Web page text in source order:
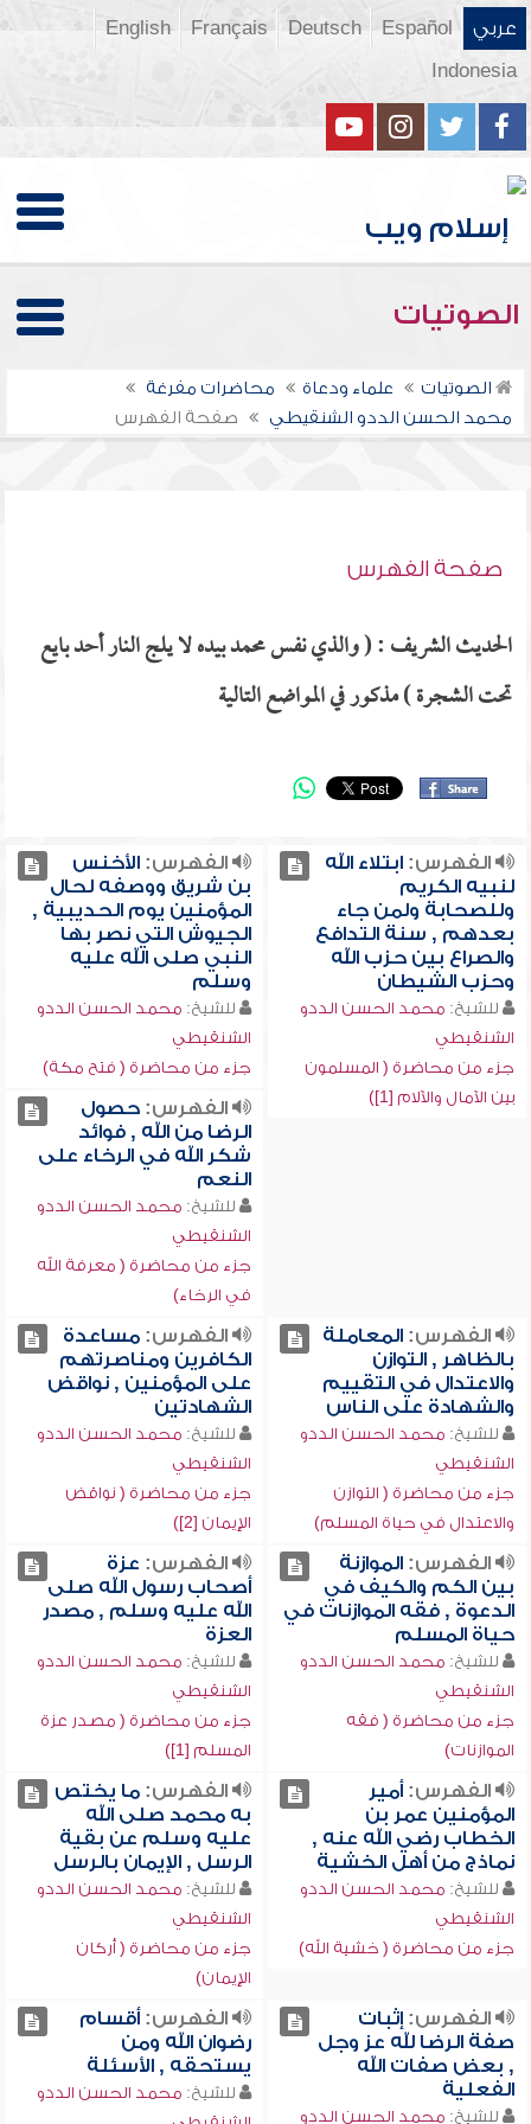
عربي Español
Deutsch
Français
English
Indonesia
الصوتيات
الصوتيات علماء ودعاة
محاضرات مفرغة
محمد الحسن الددو الشنقيطي
صفحة الفهرس
صفحة الفهرس
الحديث الشريف : ( والذي نفس محمد بيده لا يلج النار أحد بايع
تحت الشجرة ) مذكور في المواضع التالية
الفهرس:ابتلاء الله
لنبيه الكريم
وللصحابة ولمن جاء
بعدهم , سنة التدافع
والصراع بين حزب الله
وحزب الشيطان
للشيخ: محمد الحسن الددو
الشنقيطي
جزء من محاضرة ( المسلمون
بين الآمال والآلام [1])
الفهرس:الأخنس
بن شريق ووصفه لحال
المؤمنين يوم الحديبية ,
الجيوش التي نصر بها
النبي صلى الله عليه
وسلم
للشيخ: محمد الحسن الددو
الشنقيطي
جزء من محاضرة ( فتح مكة)
الفهرس:حصول
الرضا من الله , فوائد
شكر الله في الرخاء على
النعم
للشيخ: محمد الحسن الددو
الشنقيطي
جزء من محاضرة ( معرفة الله
في الرخاء)
الفهرس:المعاملة
بالظاهر , التوازن
والاعتدال في التقييم
والشهادة على الناس
للشيخ: محمد الحسن الددو
الشنقيطي
جزء من محاضرة ( التوازن
والاعتدال في حياة المسلم)
الفهرس:مساعدة
الكافرين ومناصرتهم
على المؤمنين , نواقض
الشهادتين
للشيخ: محمد الحسن الددو
الشنقيطي
جزء من محاضرة ( نواقض
الإيمان [2])
الفهرس:الموازنة
بين الكم والكيف في
الدعوة , فقه الموازنات في
حياة المسلم
للشيخ: محمد الحسن الددو
الشنقيطي
جزء من محاضرة ( فقه
الموازنات)
الفهرس: عزة
أصحاب رسول الله صلى
الله عليه وسلم , مصدر
العزة
للشيخ: محمد الحسن الددو
الشنقيطي
جزء من محاضرة ( مصدر عزة
المسلم [1])
الفهرس:أمير
المؤمنين عمر بن
الخطاب رضي الله عنه ,
نماذج من أهل الخشية
للشيخ: محمد الحسن الددو
الشنقيطي
جزء من محاضرة ( خشية الله)
الفهرس:ما يختص
به محمد صلى الله
عليه وسلم عن بقية
الرسل , الإيمان بالرسل
للشيخ: محمد الحسن الددو
الشنقيطي
جزء من محاضرة ( أركان
الإيمان)
الفهرس:إثبات
صفة الرضا لله عز وجل
, بعض صفات الله
الفعلية
للشيخ: محمد الحسن الددو
الفهرس:أقسام
رضوان الله ومن
يستحقه , الأسئلة
للشيخ: محمد الحسن الددو